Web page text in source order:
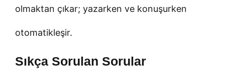
olmaktan çıkar; yazarken ve konuşurken
otomatikleşir.
Sıkça Sorulan Sorular